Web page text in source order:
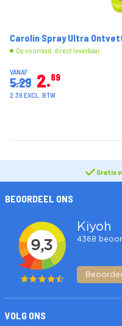
Carolin Spray Ultra
Op voorraad: direct leverbaar
VANAF
5.29 2 89
2.39 EXCL. BTW
Gratis
BEOORDEEL ONS
VOLG ONS